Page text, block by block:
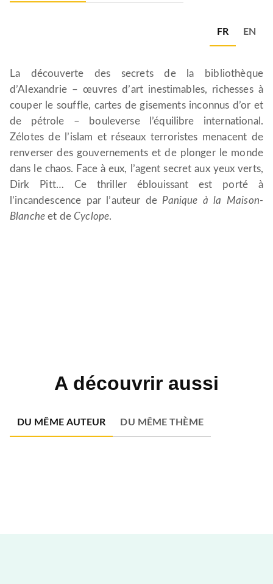
FR EN
La découverte des secrets de la bibliothèque
d’Alexandrie – œuvres d’art inestimables, richesses à
couper le souffle, cartes de gisements inconnus d’or et
de pétrole – bouleverse l’équilibre international.
Zélotes de l’islam et réseaux terroristes menacent de
renverser des gouvernements et de plonger le monde
dans le chaos. Face à eux, l’agent secret aux yeux verts,
Dirk Pitt… Ce thriller éblouissant est porté à
l’incandescence par l’auteur de Panique à la Maison-
Blanche et deCyclope.
A découvrir aussi
DU MÊME AUTEUR DU MÊME THÈME